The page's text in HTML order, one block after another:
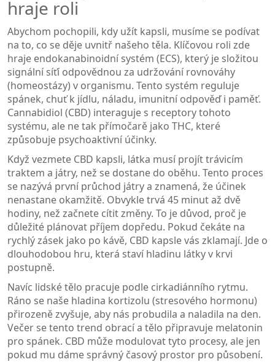
hraje roli
Abychom pochopili, kdy užít kapsli, musíme se podívat
na to, co se děje uvnitř našeho těla. Klíčovou roli zde
hraje endokanabinoidní systém (ECS), který je složitou
signální síťí odpovědnou za udržování rovnováhy
(homeostázy) v organismu. Tento systém reguluje
spánek, chuť k jídlu, náladu, imunitní odpověď i paměť.
Cannabidiol (CBD) interaguje s receptory tohoto
systému, ale ne tak přímočarě jako THC, které
způsobuje psychoaktivní účinky.
Když vezmete CBD kapsli, látka musí projít trávicím
traktem a játry, než se dostane do oběhu. Tento proces
se nazývá první průchod játry a znamená, že účinek
nenastane okamžitě. Obvykle trvá 45 minut až dvě
hodiny, než začnete cítit změny. To je důvod, proč je
důležité plánovat příjem dopředu. Pokud čekáte na
rychlý zásek jako po kávě, CBD kapsle vás zklamají. Jde o
dlouhodobou hru, která staví hladinu látky v krvi
postupně.
Navíc lidské tělo pracuje podle cirkadiánního rytmu.
Ráno se naše hladina kortizolu (stresového hormonu)
přirozeně zvyšuje, aby nás probudila a naladila na den.
Večer se tento trend obrací a tělo připravuje melatonin
pro spánek. CBD může modulovat tyto procesy, ale jen
pokud mu dáme správný časový prostor pro působení.